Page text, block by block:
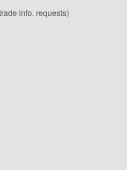
info. requests)